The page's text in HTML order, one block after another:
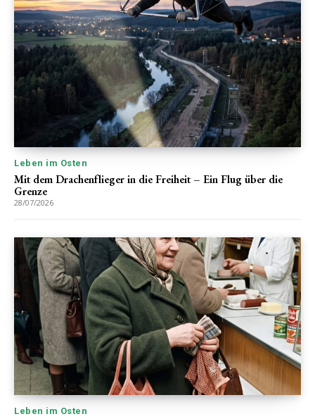
Leben im Osten
Mit dem Drachenflieger in die Freiheit – Ein Flug über die
Grenze
28/07/2026
Leben im Osten